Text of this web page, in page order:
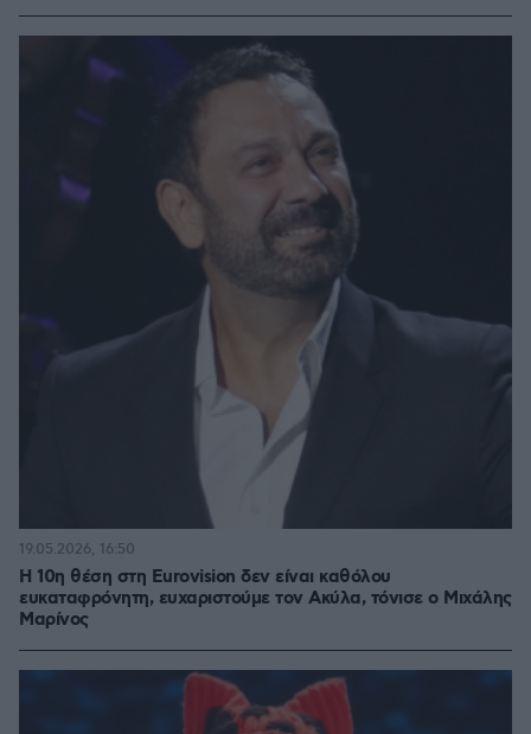
Η 10η θέση στη Eurovision δεν είναι καθόλου
ευκαταφρόνητη, ευχαριστούμε τον Ακύλα, τόνισε ο Μιχάλης
Μαρίνος
19.05.2026, 16:50